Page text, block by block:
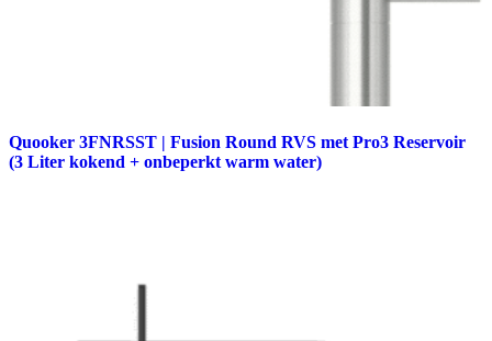
Quooker 3FNRSST | Fusion Round RVS met Pro3 Reservoir
(3 Liter kokend + onbeperkt warm water)